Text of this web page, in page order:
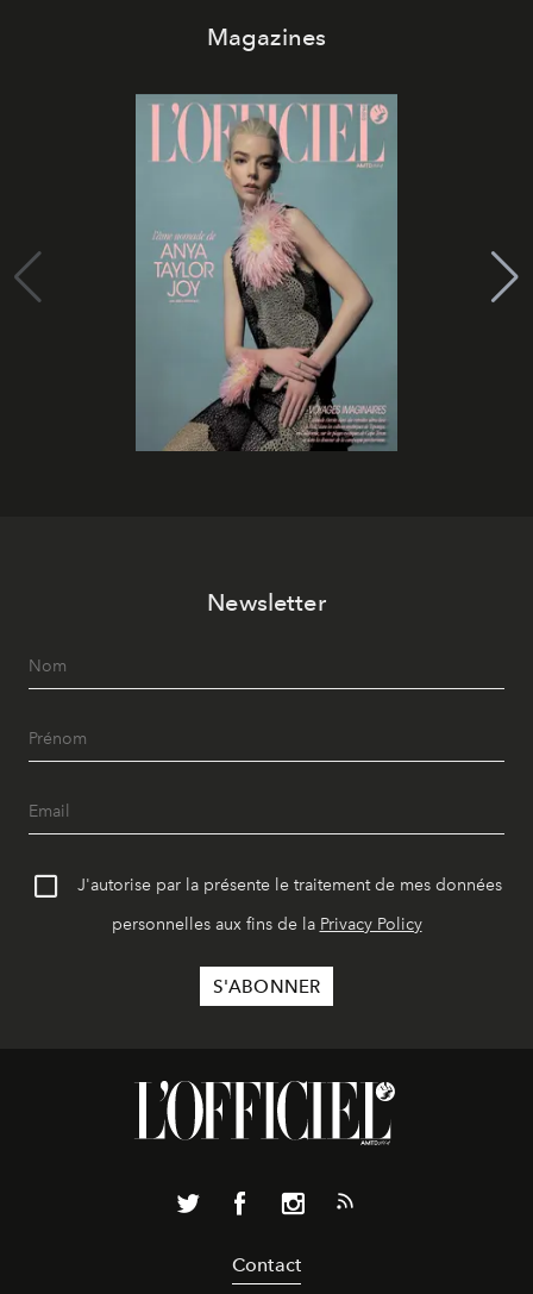
Magazines
Newsletter
J'autorise par la présente le traitement de mes données
personnelles aux fins de la Privacy Policy
Contact